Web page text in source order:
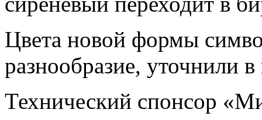
Цвета новой формы
разнообразие, уточнили
Технический спонсор